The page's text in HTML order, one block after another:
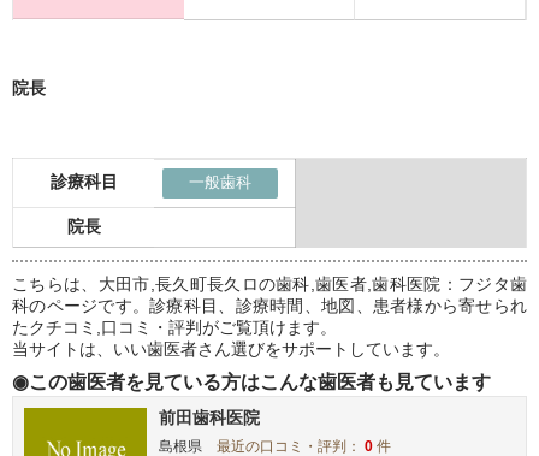
院長
診療科目 一般歯科
院長
こちらは、大田市,長久町長久ロの歯科,歯医者,歯科医院：フジタ歯
科のページです。診療科目、診療時間、地図、患者様から寄せられ
たクチコミ,口コミ・評判がご覧頂けます。
当サイトは、いい歯医者さん選びをサポートしています。
◉この歯医者を見ている方はこんな歯医者も見ています
前田歯科医院
島根県 最近の口コミ・評判：0 件